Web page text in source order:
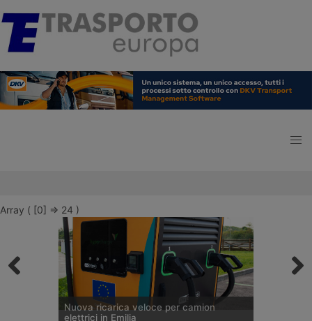
Array ( [0] => 24 )
Nuova ricarica veloce per camion
elettrici in Emilia